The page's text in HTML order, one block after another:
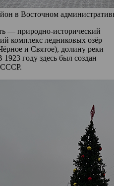
в Восточном
— природно-исторический
комплекс ледниковых озёр
и Святое), долину реки
году здесь был создан
СССР.